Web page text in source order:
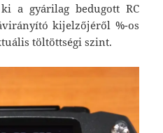
a gyárilag bedugott RC
kijelzőjéről %-os
töltöttségi szint.